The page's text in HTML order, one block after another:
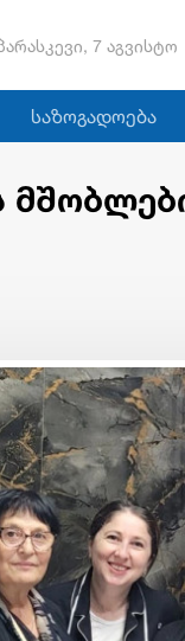
7 აგვისტო
საზოგადოება